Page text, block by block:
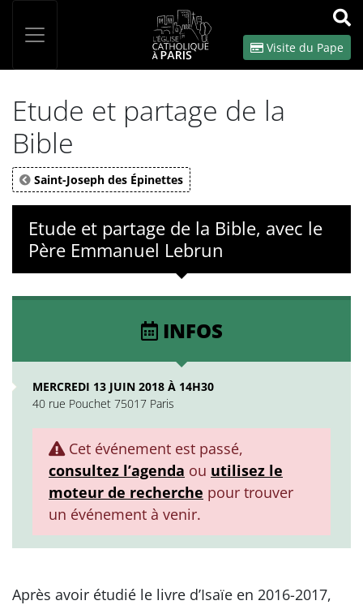
OK
Visite du Pape
Etude et partage de la
Bible
Saint-Joseph des Épinettes
Etude et partage de la Bible, avec le
Père Emmanuel Lebrun
INFOS
MERCREDI 13 JUIN 2018 À 14H30
40 rue Pouchet 75017 Paris
Cet événement est passé,
consultez l’agenda ou utilisez le
moteur de recherche pour trouver
un événement à venir.
Après avoir étudié le livre d’Isaïe en 2016-2017,
Panneau de gestion des cookies